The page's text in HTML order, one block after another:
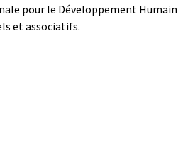
pour le Développement Humain
et associatifs.